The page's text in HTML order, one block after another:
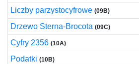
Liczby parzystocyfrowe (09B)
Drzewo Sterna-Brocota (09C)
Cyfry 2356 (10A)
Podatki (10B)